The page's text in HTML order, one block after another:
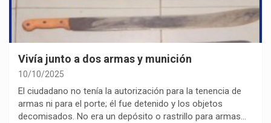
Vivía junto a dos armas y munición
10/10/2025
El ciudadano no tenía la autorización para la tenencia de
armas ni para el porte; él fue detenido y los objetos
decomisados. No era un depósito o rastrillo para armas…